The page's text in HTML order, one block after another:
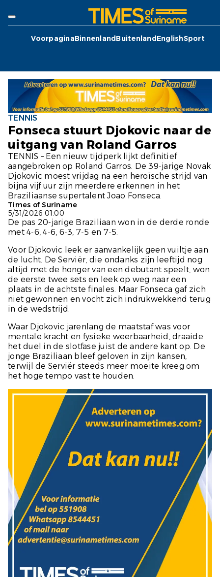
VoorpaginaBinnenlandBuitenlandEnglishSport
TENNIS
Fonseca stuurt Djokovic naar de
uitgang van Roland Garros
TENNIS – Een nieuw tijdperk lijkt definitief
aangebroken op Roland Garros. De 39-jarige Novak
Djokovic moest vrijdag na een heroïsche strijd van
bijna vijf uur zijn meerdere erkennen in het
Braziliaanse supertalent Joao Fonseca.
Times of Suriname
5/31/2026 01:00
De pas 20-jarige Braziliaan won in de derde ronde
met 4-6, 4-6, 6-3, 7-5 en 7-5.
Voor Djokovic leek er aanvankelijk geen vuiltje aan
de lucht. De Serviër, die ondanks zijn leeftijd nog
altijd met de honger van een debutant speelt, won
de eerste twee sets en leek op weg naar een
plaats in de achtste finales. Maar Fonseca gaf zich
niet gewonnen en vocht zich indrukwekkend terug
in de wedstrijd.
Waar Djokovic jarenlang de maatstaf was voor
mentale kracht en fysieke weerbaarheid, draaide
het duel in de slotfase juist de andere kant op. De
jonge Braziliaan bleef geloven in zijn kansen,
terwijl de Serviër steeds meer moeite kreeg om
het hoge tempo vast te houden.